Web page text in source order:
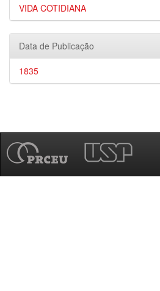
VIDA COTIDIANA
Data de Publicação
1835